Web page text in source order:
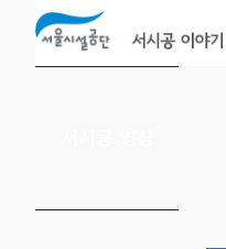
본문바로가기